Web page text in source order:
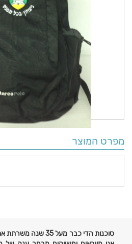
מפרט המוצר
סוכנות הדי כבר מעל